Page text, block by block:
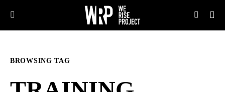
BROWSING TAG